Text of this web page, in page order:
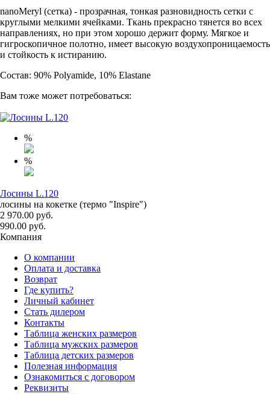
nanoMeryl (cетка) - прозрачная, тонкая разновидность сетки с
круглыми мелкими ячейками. Ткань прекрасно тянется во всех
направлениях, но при этом хорошо держит форму. Мягкое и
гигроскопичное полотно, имеет высокую воздухопроницаемость
и стойкость к истиранию.
Состав: 90% Polyamide, 10% Elastane
Вам тоже может потребоваться:
%
%
Лосины L.120
лосины на кокетке (термо "Inspire")
2 970.00 руб.
990.00 руб.
Компания
О компании
Оплата и доставка
Возврат
Где купить?
Личный кабинет
Стать дилером
Контакты
Таблица женских размеров
Таблица мужских размеров
Таблица детских размеров
Полезная информация
Ознакомиться с договором
Реквизиты